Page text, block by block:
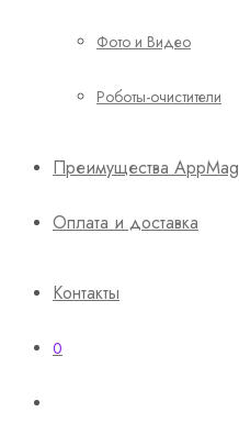
Фото и Видео
Роботы-очистители
Преимущества AppMag
Оплата и доставка
Контакты
0